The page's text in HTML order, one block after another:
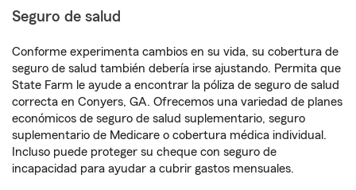
Seguro de salud
Conforme experimenta cambios en su vida, su cobertura de
seguro de salud también debería irse ajustando. Permita que
State Farm le ayude a encontrar la póliza de seguro de salud
correcta en Conyers, GA. Ofrecemos una variedad de planes
económicos de seguro de salud suplementario, seguro
suplementario de Medicare o cobertura médica individual.
Incluso puede proteger su cheque con seguro de
incapacidad para ayudar a cubrir gastos mensuales.